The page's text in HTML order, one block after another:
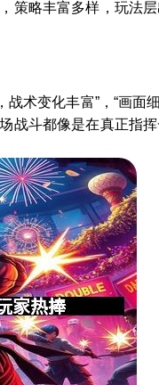
策略丰富多样，玩法
术变化丰富”，“画面
战斗都像是在真正指挥